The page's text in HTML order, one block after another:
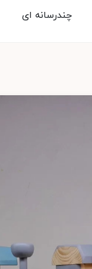
چندرسانه ای